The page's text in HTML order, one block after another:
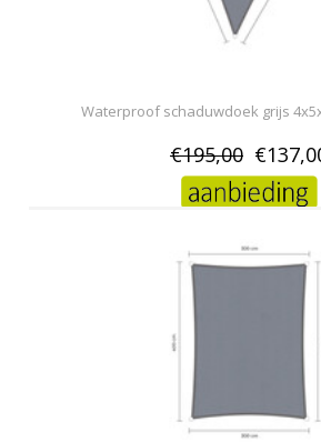
Waterproof schaduwdoek grijs
€195,00